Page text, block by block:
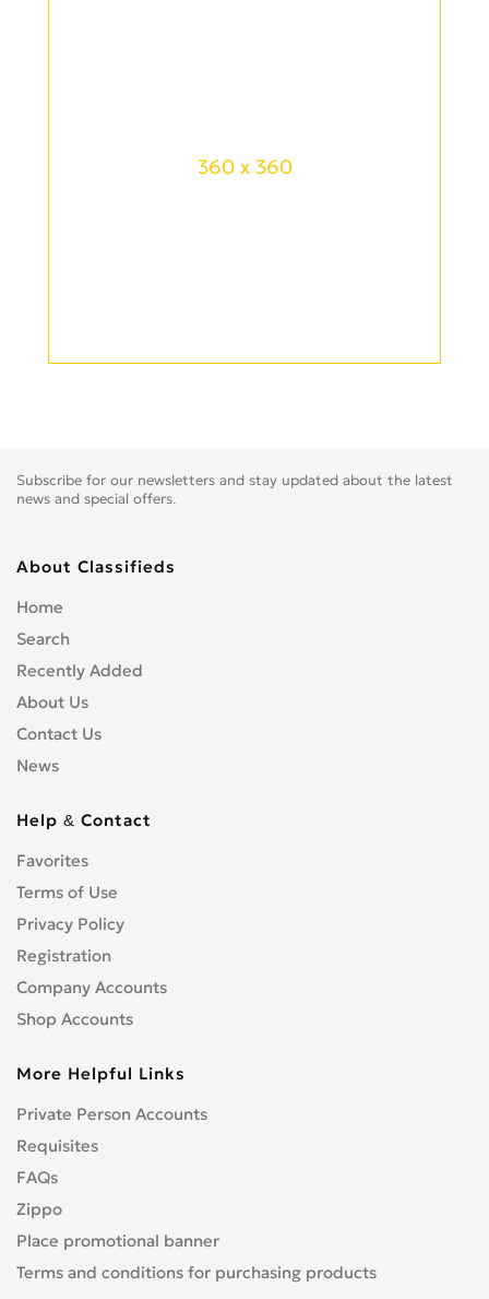
360 x 360
Subscribe for our newsletters and stay updated about the latest
news and special offers.
About Classifieds
Home
Search
Recently Added
About Us
Contact Us
News
Help & Contact
Favorites
Terms of Use
Privacy Policy
Registration
Company Accounts
Shop Accounts
More Helpful Links
Private Person Accounts
Requisites
FAQs
Zippo
Place promotional banner
Terms and conditions for purchasing products